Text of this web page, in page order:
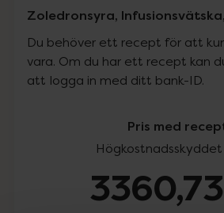
Zoledronsyra,
Du behöver ett recept för att
vara. Om du har ett recept kan
att logga in med ditt bank-ID.
Pris med